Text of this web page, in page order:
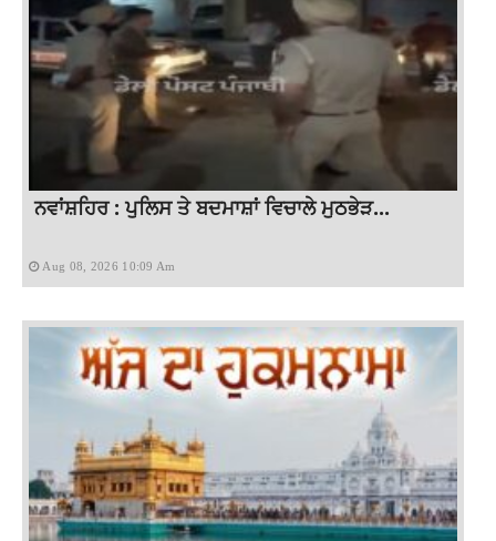
ਨਵਾਂਸ਼ਹਿਰ : ਪੁਲਿਸ ਤੇ ਬਦਮਾਸ਼ਾਂ ਵਿਚਾਲੇ ਮੁਠਭੇੜ...
Aug 08, 2026 10:09 Am